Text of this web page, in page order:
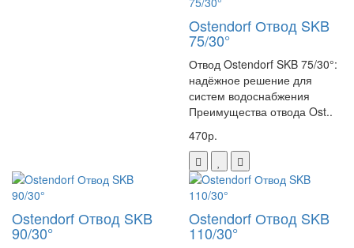
Ostendorf Отвод SKB
75/30°
Отвод Ostendorf SKB 75/30°:
надёжное решение для
систем водоснабжения
Преимущества отвода Ost..
470р.
Ostendorf Отвод SKB
90/30°
Ostendorf Отвод SKB
110/30°